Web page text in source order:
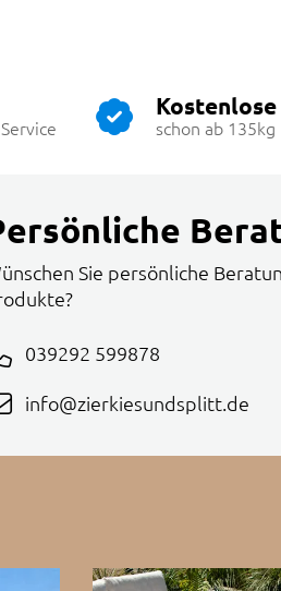
schon ab 135kg
Sie persönliche
039292 599878
info@zierkiesundsplitt.de